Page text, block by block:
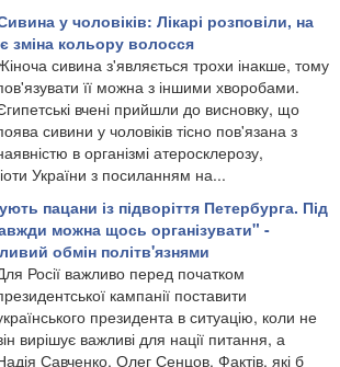
у чоловіків: Лікарі розповіли, на
зміна кольору волосся
сивина з'являється трохи інакше, тому
її можна з іншими хворобами.
вчені прийшли до висновку, що
сивини у чоловіків тісно пов'язана з
в організмі атеросклерозу,
України з посиланням на...
пацани із підворіття Петербурга. Під
можна щось організувати" -
обмін політв'язнями
Росії важливо перед початком
кампанії поставити
президента в ситуацію, коли не
вирішує важливі для нації питання, а
Савченко, Олег Сенцов. Фактів, які б